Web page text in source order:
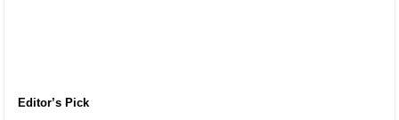
Editor’s Pick